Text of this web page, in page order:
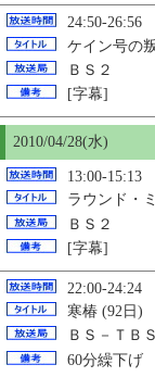
24:50-26:56
ケイン号の
ＢＳ２
[字幕]
2010/04/28(水)
13:00-15:13
ラウンド・
ＢＳ２
[字幕]
22:00-24:24
寒椿 (92日)
ＢＳ－ＴＢＳ
60分繰下げ